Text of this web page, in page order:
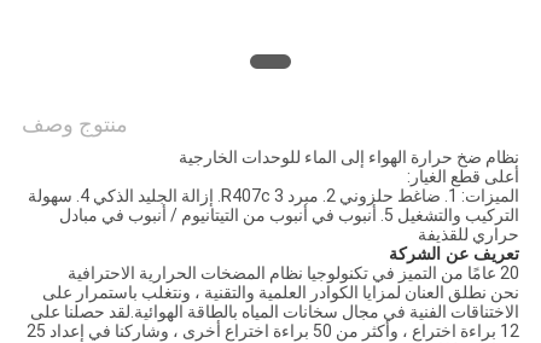
منتوج وصف
نظام ضخ حرارة الهواء إلى الماء للوحدات الخارجية
أعلى قطع الغيار:
الميزات: 1. ضاغط حلزوني 2. مبرد R407c 3. إزالة الجليد الذكي 4. سهولة
التركيب والتشغيل 5. أنبوب في أنبوب من التيتانيوم / أنبوب في مبادل
حراري للقذيفة
تعريف عن الشركة
20 عامًا من التميز في تكنولوجيا نظام المضخات الحرارية الاحترافية
نحن نطلق العنان لمزايا الكوادر العلمية والتقنية ، ونتغلب باستمرار على
الاختناقات الفنية في مجال سخانات المياه بالطاقة الهوائية.لقد حصلنا على
12 براءة اختراع ، وأكثر من 50 براءة اختراع أخرى ، وشاركنا في إعداد 25